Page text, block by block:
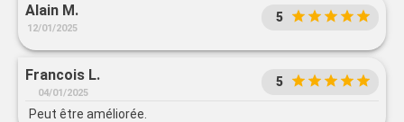
Alain M.
12/01/2025
5
Francois L.
04/01/2025
5
Peut être améliorée.